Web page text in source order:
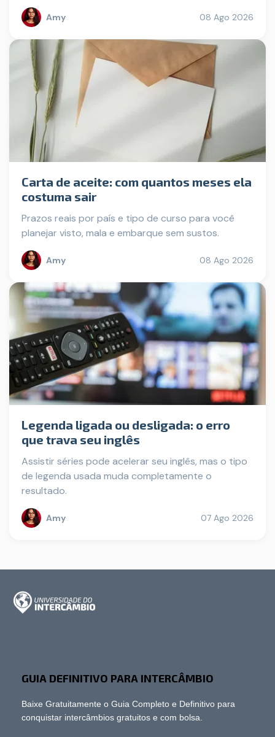
Amy 08 Ago 2026
Carta de aceite: com quantos meses ela
costuma sair
Prazos reais por país e tipo de curso para você
planejar visto, mala e embarque sem sustos.
Amy 08 Ago 2026
Legenda ligada ou desligada: o erro
que trava seu inglês
Assistir séries pode acelerar seu inglês, mas o tipo
de legenda usada muda completamente o
resultado.
Amy 07 Ago 2026
GUIA DEFINITIVO PARA INTERCÂMBIO
Baixe Gratuitamente o Guia Completo e Definitivo para
conquistar intercâmbios gratuitos e com bolsa.